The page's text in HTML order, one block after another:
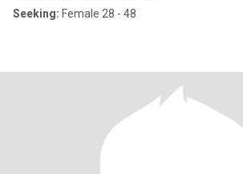
Seeking: Female 28 - 48